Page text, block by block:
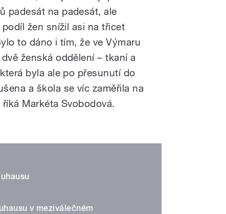
padesát na padesát, ale
podíl žen snížil asi na třicet
to dáno i tím, že ve Výmaru
ženská oddělení – tkaní a
byla ale po přesunutí do
a škola se víc zaměřila na
Markéta Svobodová.
v meziválečném